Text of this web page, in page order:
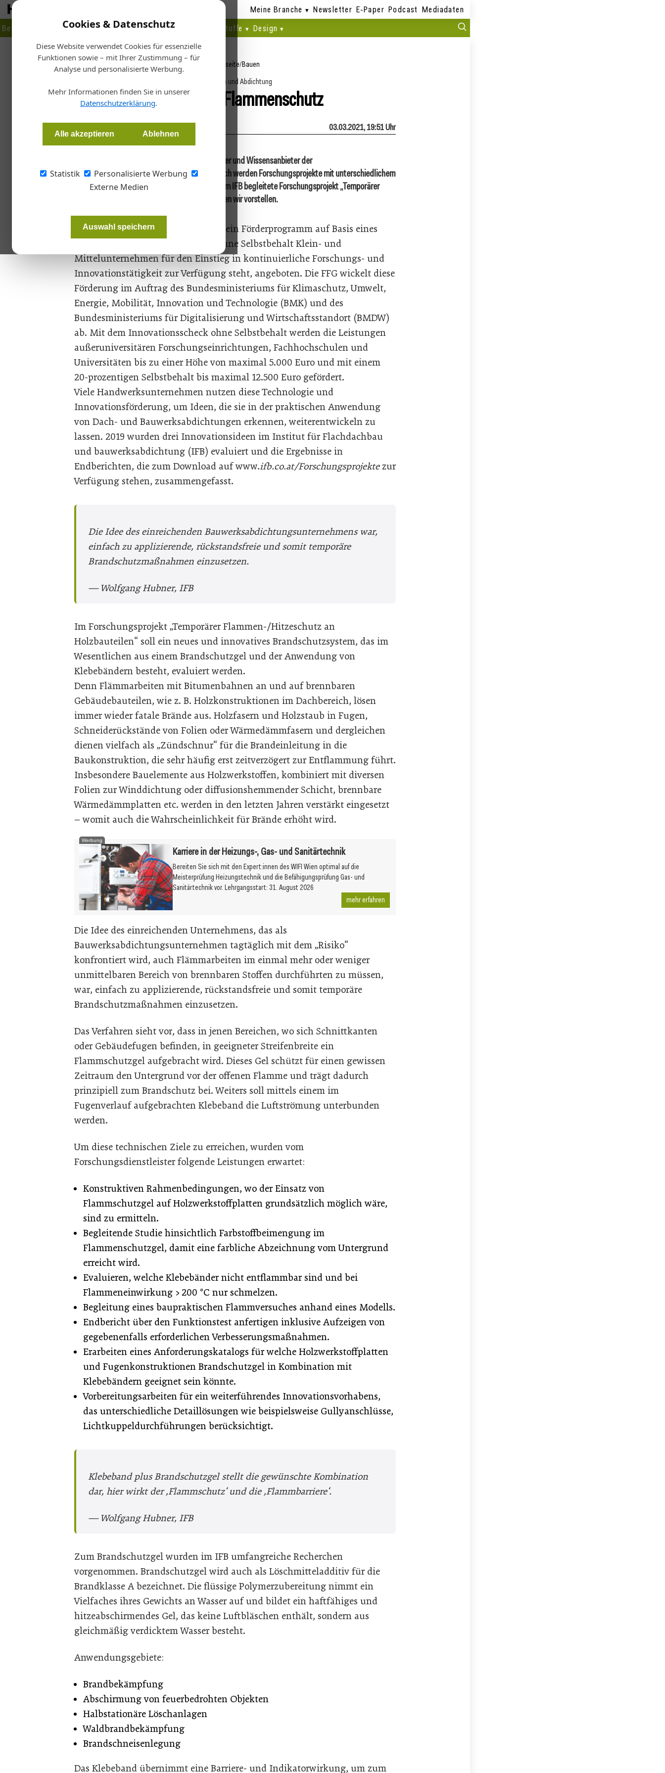
Cookies & Datenschutz
Diese Website verwendet Cookies für essenzielle
Funktionen sowie – mit Ihrer Zustimmung – für
Analyse und personalisierte Werbung.
Mehr Informationen finden Sie in unserer
Datenschutzerklärung.
Alle akzeptieren Ablehnen
Statistik
Personalisierte Werbung
Externe Medien
Auswahl speichern
Meine Branche Newsletter E-Paper Podcast Mediadaten
Betrieb
Planen Bauen Fertigen Bau- + Werkstoffe Design
Startseite/Bauen
Flachdach und Abdichtung
Temporärer Flammenschutz
03.03.2021, 19:51 Uhr
Das IFB ist außeruniversitärer Forschungspartner und Wissensanbieter der
Forschungsförderungsgesellschaft FFG. Jährlich werden Forschungsprojekte mit unterschiedlichem
Fördervolumen abgewickelt. Das innovative, vom IFB begleitete Forschungsprojekt „Temporärer
Flammen-/Hitzeschutz an Holzbauteilen“, wollen wir vorstellen.
Seit vielen Jahren wird von der FFG ein Förderprogramm auf Basis eines
Innovationsschecks, der mit oder ohne Selbstbehalt Klein- und
Mittelunternehmen für den Einstieg in kontinuierliche Forschungs- und
Innovationstätigkeit zur Verfügung steht, angeboten. Die FFG wickelt diese
Förderung im Auftrag des Bundesministeriums für Klimaschutz, Umwelt,
Energie, Mobilität, Innovation und Technologie (BMK) und des
Bundesministeriums für Digitalisierung und Wirtschaftsstandort (BMDW)
ab. Mit dem Innovationsscheck ohne Selbstbehalt werden die Leistungen
außeruniversitären Forschungseinrichtungen, Fachhochschulen und
Universitäten bis zu einer Höhe von maximal 5.000 Euro und mit einem
20-prozentigen Selbstbehalt bis maximal 12.500 Euro gefördert.
Viele Handwerksunternehmen nutzen diese Technologie und
Innovationsförderung, um Ideen, die sie in der praktischen Anwendung
von Dach- und Bauwerksabdichtungen erkennen, weiterentwickeln zu
lassen. 2019 wurden drei Innovationsideen im Institut für Flachdachbau
und bauwerksabdichtung (IFB) evaluiert und die Ergebnisse in
Endberichten, die zum Download auf www.ifb.co.at/Forschungsprojektezur
Verfügung stehen, zusammengefasst.
Die Idee des einreichenden Bauwerksabdichtungsunternehmens war,
einfach zu applizierende, rückstandsfreie und somit temporäre
Brandschutzmaßnahmen einzusetzen.
— Wolfgang Hubner, IFB
Im Forschungsprojekt „Temporärer Flammen-/Hitzeschutz an
Holzbauteilen“ soll ein neues und innovatives Brandschutzsystem, das im
Wesentlichen aus einem Brandschutzgel und der Anwendung von
Klebebändern besteht, evaluiert werden.
Denn Flämmarbeiten mit Bitumenbahnen an und auf brennbaren
Gebäudebauteilen, wie z. B. Holzkonstruktionen im Dachbereich, lösen
immer wieder fatale Brände aus. Holzfasern und Holzstaub in Fugen,
Schneiderückstände von Folien oder Wärmedämmfasern und dergleichen
dienen vielfach als „Zündschnur“ für die Brandeinleitung in die
Baukonstruktion, die sehr häufig erst zeitverzögert zur Entflammung führt.
Insbesondere Bauelemente aus Holzwerkstoffen, kombiniert mit diversen
Folien zur Winddichtung oder diffusionshemmender Schicht, brennbare
Wärmedämmplatten etc. werden in den letzten Jahren verstärkt eingesetzt
– womit auch die Wahrscheinlichkeit für Brände erhöht wird.
Werbung
Karriere in der Heizungs-, Gas- und Sanitärtechnik
Bereiten Sie sich mit den Expert:innen des WIFI Wien optimal auf die
Meisterprüfung Heizungstechnik und die Befähigungsprüfung Gas- und
Sanitärtechnik vor. Lehrgangsstart: 31. August 2026
mehr erfahren
Die Idee des einreichenden Unternehmens, das als
Bauwerksabdichtungsunternehmen tagtäglich mit dem „Risiko“
konfrontiert wird, auch Flämmarbeiten im einmal mehr oder weniger
unmittelbaren Bereich von brennbaren Stoffen durchführten zu müssen,
war, einfach zu applizierende, rückstandsfreie und somit temporäre
Brandschutzmaßnahmen einzusetzen.
Das Verfahren sieht vor, dass in jenen Bereichen, wo sich Schnittkanten
oder Gebäudefugen befinden, in geeigneter Streifenbreite ein
Flammschutzgel aufgebracht wird. Dieses Gel schützt für einen gewissen
Zeitraum den Untergrund vor der offenen Flamme und trägt dadurch
prinzipiell zum Brandschutz bei. Weiters soll mittels einem im
Fugenverlauf aufgebrachten Klebeband die Luftströmung unterbunden
werden.
Um diese technischen Ziele zu erreichen, wurden vom
Forschungsdienstleister folgende Leistungen erwartet:
Konstruktiven Rahmenbedingungen, wo der Einsatz von
Flammschutzgel auf Holzwerkstoffplatten grundsätzlich möglich wäre,
sind zu ermitteln.
Begleitende Studie hinsichtlich Farbstoffbeimengung im
Flammenschutzgel, damit eine farbliche Abzeichnung vom Untergrund
erreicht wird.
Evaluieren, welche Klebebänder nicht entflammbar sind und bei
Flammeneinwirkung > 200 °C nur schmelzen.
Begleitung eines baupraktischen Flammversuches anhand eines Modells.
Endbericht über den Funktionstest anfertigen inklusive Aufzeigen von
gegebenenfalls erforderlichen Verbesserungsmaßnahmen.
Erarbeiten eines Anforderungskatalogs für welche Holzwerkstoffplatten
und Fugenkonstruktionen Brandschutzgel in Kombination mit
Klebebändern geeignet sein könnte.
Vorbereitungsarbeiten für ein weiterführendes Innovationsvorhabens,
das unterschiedliche Detaillösungen wie beispielsweise Gullyanschlüsse,
Lichtkuppeldurchführungen berücksichtigt.
Klebeband plus Brandschutzgel stellt die gewünschte Kombination
dar, hier wirkt der ,Flammschutz‘ und die ,Flammbarriere‘.
— Wolfgang Hubner, IFB
Zum Brandschutzgel wurden im IFB umfangreiche Recherchen
vorgenommen. Brandschutzgel wird auch als Löschmitteladditiv für die
Brandklasse A bezeichnet. Die flüssige Polymerzubereitung nimmt ein
Vielfaches ihres Gewichts an Wasser auf und bildet ein haftfähiges und
hitzeabschirmendes Gel, das keine Luftbläschen enthält, sondern aus
gleichmäßig verdicktem Wasser besteht.
Anwendungsgebiete:
Brandbekämpfung
Abschirmung von feuerbedrohten Objekten
Halbstationäre Löschanlagen
Waldbrandbekämpfung
Brandschneisenlegung
Das Klebeband übernimmt eine Barriere- und Indikatorwirkung, um zum